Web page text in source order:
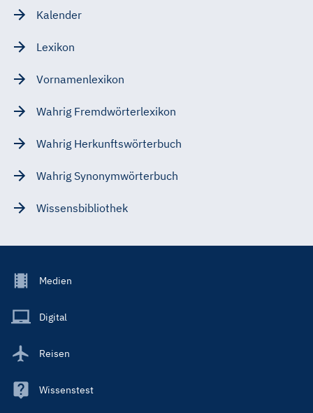
Kalender
Lexikon
Vornamenlexikon
Wahrig Fremdwörterlexikon
Wahrig Herkunftswörterbuch
Wahrig Synonymwörterbuch
Wissensbibliothek
Footer
Main
Medien
Digital
Reisen
Wissenstest